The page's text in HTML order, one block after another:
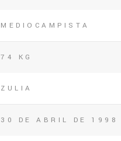
MEDIOCAMPISTA
74 KG
ZULIA
30 DE ABRIL DE 1998